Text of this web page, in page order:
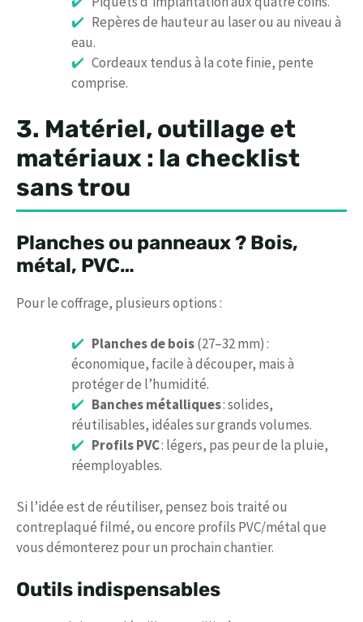
Repères de hauteur au laser ou au niveau à
eau.
Cordeaux tendus à la cote finie, pente
comprise.
3. Matériel, outillage et
matériaux : la checklist
sans trou
Planches ou panneaux ? Bois,
métal, PVC…
Pour le coffrage, plusieurs options :
Planches de bois(27–32 mm) :
économique, facile à découper, mais à
protéger de l’humidité.
Banches métalliques: solides,
réutilisables, idéales sur grands volumes.
Profils PVC: légers, pas peur de la pluie,
réemployables.
Si l’idée est de réutiliser, pensez bois traité ou
contreplaqué filmé, ou encore profils PVC/métal que
vous démonterez pour un prochain chantier.
Outils indispensables